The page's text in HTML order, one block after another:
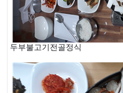
두부불고기전골정식